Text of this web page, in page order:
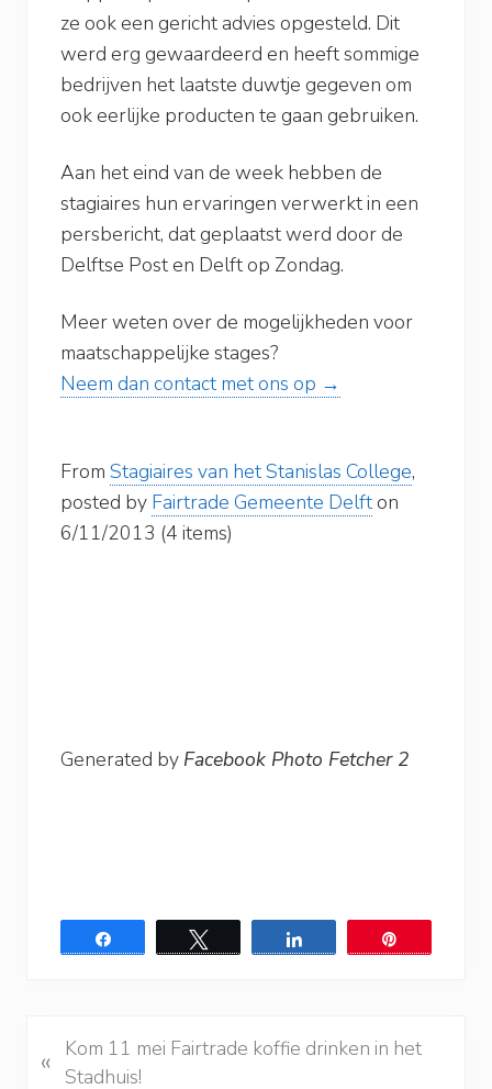
ze ook een gericht advies opgesteld. Dit
werd erg gewaardeerd en heeft sommige
bedrijven het laatste duwtje gegeven om
ook eerlijke producten te gaan gebruiken.
Aan het eind van de week hebben de
stagiaires hun ervaringen verwerkt in een
persbericht, dat geplaatst werd door de
Delftse Post en Delft op Zondag.
Meer weten over de mogelijkheden voor
maatschappelijke stages?
Neem dan contact met ons op →
From Stagiaires van het Stanislas College,
posted by Fairtrade Gemeente Delfton
6/11/2013 (4 items)
Generated by Facebook Photo Fetcher 2
o
«
Kom 11 mei Fairtrade koffie drinken in het
Stadhuis!